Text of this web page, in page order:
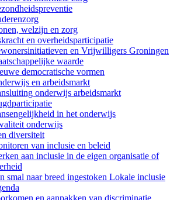
welzijn en zorg
en overheidsparticipatie
en Vrijwilligers Groningen
waarde
democratische vormen
en arbeidsmarkt
onderwijs arbeidsmarkt
in het onderwijs
onderwijs
diversiteit
van inclusie en beleid
aan inclusie in de eigen organisatie of
smal naar breed ingestoken Lokale inclusie
en aanpakken van discriminatie